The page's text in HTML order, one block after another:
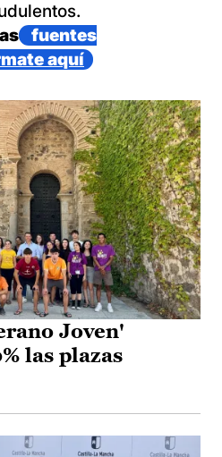
fuentes
aquí
Joven'
las plazas